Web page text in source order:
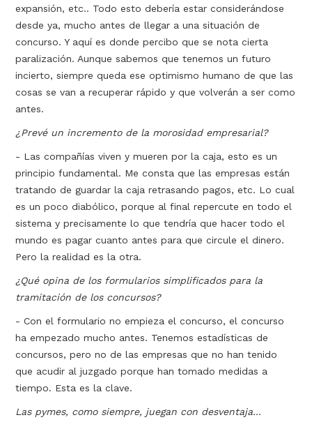
expansión, etc.. Todo esto debería estar considerándose
desde ya, mucho antes de llegar a una situación de
concurso. Y aquí es donde percibo que se nota cierta
paralización. Aunque sabemos que tenemos un futuro
incierto, siempre queda ese optimismo humano de que las
cosas se van a recuperar rápido y que volverán a ser como
antes.
¿Prevé un incremento de la morosidad empresarial?
- Las compañías viven y mueren por la caja, esto es un
principio fundamental. Me consta que las empresas están
tratando de guardar la caja retrasando pagos, etc. Lo cual
es un poco diabólico, porque al final repercute en todo el
sistema y precisamente lo que tendría que hacer todo el
mundo es pagar cuanto antes para que circule el dinero.
Pero la realidad es la otra.
¿Qué opina de los formularios simplificados para la
tramitación de los concursos?
- Con el formulario no empieza el concurso, el concurso
ha empezado mucho antes. Tenemos estadísticas de
concursos, pero no de las empresas que no han tenido
que acudir al juzgado porque han tomado medidas a
tiempo. Esta es la clave.
Las pymes, como siempre, juegan con desventaja...